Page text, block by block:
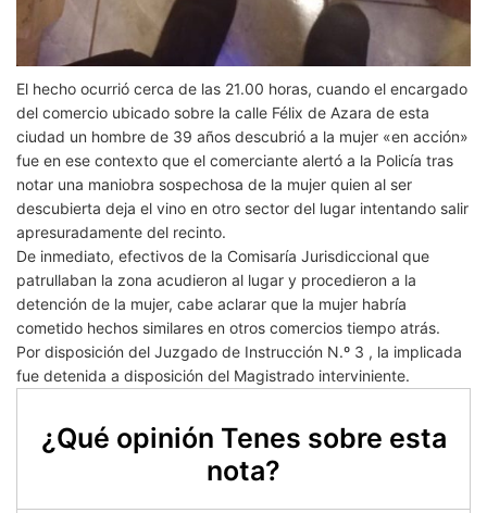
El hecho ocurrió cerca de las 21.00 horas, cuando el encargado
del comercio ubicado sobre la calle Félix de Azara de esta
ciudad un hombre de 39 años descubrió a la mujer «en acción»
fue en ese contexto que el comerciante alertó a la Policía tras
notar una maniobra sospechosa de la mujer quien al ser
descubierta deja el vino en otro sector del lugar intentando salir
apresuradamente del recinto.
De inmediato, efectivos de la Comisaría Jurisdiccional que
patrullaban la zona acudieron al lugar y procedieron a la
detención de la mujer, cabe aclarar que la mujer habría
cometido hechos similares en otros comercios tiempo atrás.
Por disposición del Juzgado de Instrucción N.º 3 , la implicada
fue detenida a disposición del Magistrado interviniente.
¿Qué opinión Tenes sobre esta
nota?